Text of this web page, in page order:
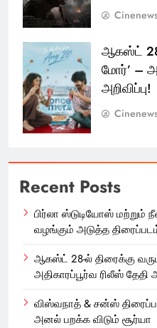
ஆகஸ்ட்
மோர்’ –
அறிவிப்பு!
Recent Posts
பிர்லா ஸ்டுடியோஸ்
வழங்கும் அடுத்த
ஆகஸ்ட் 28-ல் திரைக்கு
அதிகாரப்பூர்வ ரிலீஸ் தேதி
விஸ்வநாத் & சன்ஸ்
அனல் பறக்க விடும் சூர்யா